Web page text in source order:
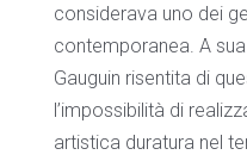
considerava uno dei
contemporanea. A
Gauguin risentita di
l’impossibilità di
artistica duratura nel